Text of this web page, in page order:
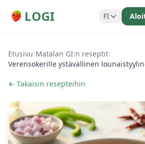
LOGI FI
Etusivu/Matalan GI:n reseptit/
Verensokerille ystävällinen
← Takaisin resepteihin